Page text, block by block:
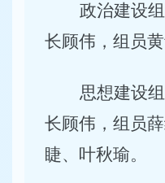
政治建设
长顾伟，组员
思想建设
长顾伟，组员
睫、叶秋瑜。